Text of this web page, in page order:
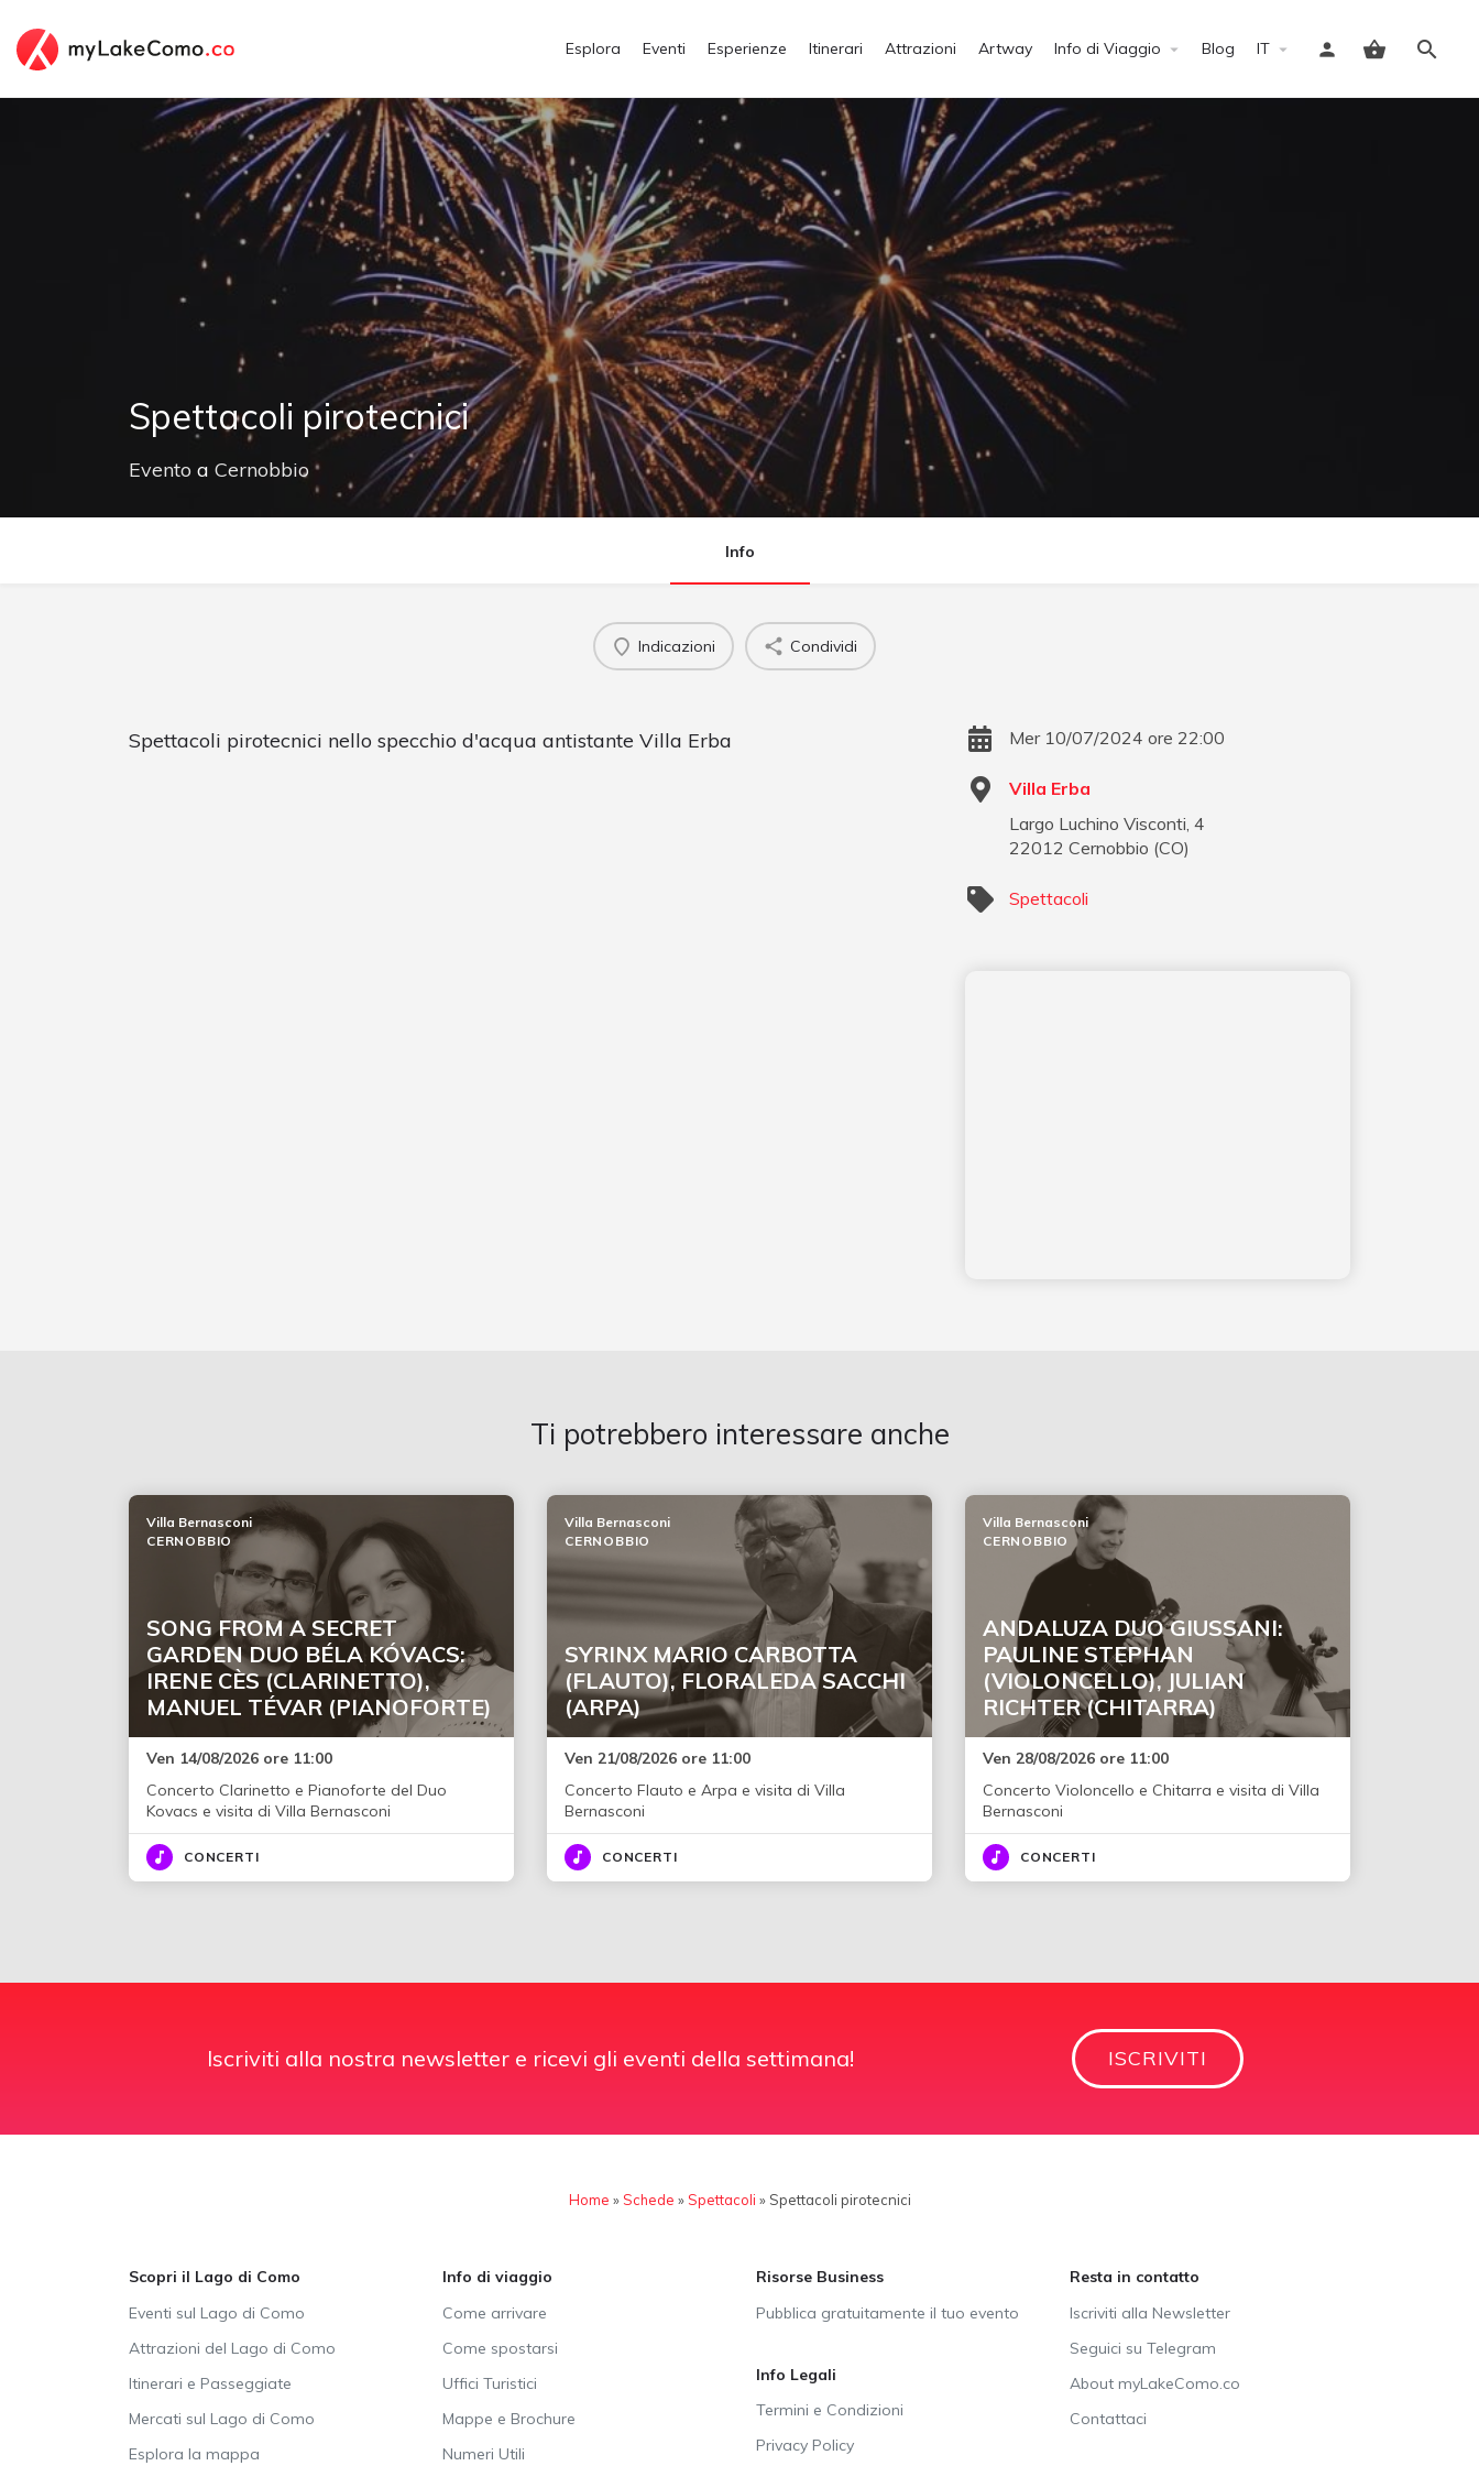
Esplora Eventi Esperienze Itinerari Attrazioni Artway Info di Viaggio Blog IT
Accedi
Spettacoli pirotecnici
Evento a Cernobbio
Info
Indicazioni Condividi
Spettacoli pirotecnici nello specchio d'acqua antistante Villa Erba Mer 10/07/2024 ore 22:00
Villa Erba
Largo Luchino Visconti, 4
22012 Cernobbio (CO)
Spettacoli
Ti potrebbero interessare anche
SONG FROM A SECRET
GARDEN DUO BÉLA KÓVACS:
IRENE CÈS (CLARINETTO),
MANUEL TÉVAR (PIANOFORTE)
Villa Bernasconi
CERNOBBIO
Ven 14/08/2026 ore 11:00
Concerto Clarinetto e Pianoforte del Duo
Kovacs e visita di Villa Bernasconi
CONCERTI
SYRINX MARIO CARBOTTA
(FLAUTO), FLORALEDA SACCHI
(ARPA)
Villa Bernasconi
CERNOBBIO
Ven 21/08/2026 ore 11:00
Concerto Flauto e Arpa e visita di Villa
Bernasconi
CONCERTI
ANDALUZA DUO GIUSSANI:
PAULINE STEPHAN
(VIOLONCELLO), JULIAN
RICHTER (CHITARRA)
Villa Bernasconi
CERNOBBIO
Ven 28/08/2026 ore 11:00
Concerto Violoncello e Chitarra e visita di Villa
Bernasconi
CONCERTI
Iscriviti alla nostra newsletter e ricevi gli eventi della settimana! ISCRIVITI
Home »Schede »Spettacoli » Spettacoli pirotecnici
Scopri il Lago di Como
Eventi sul Lago di Como
Attrazioni del Lago di Como
Itinerari e Passeggiate
Mercati sul Lago di Como
Esplora la mappa
Info di viaggio
Come arrivare
Come spostarsi
Uffici Turistici
Mappe e Brochure
Numeri Utili
Risorse Business
Pubblica gratuitamente il tuo evento
Info Legali
Termini e Condizioni
Privacy Policy
Resta in contatto
Iscriviti alla Newsletter
Seguici su Telegram
About myLakeComo.co
Contattaci